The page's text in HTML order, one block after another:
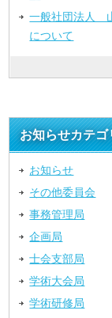
一般社団法人
について
お知らせカテゴ
お知らせ
その他委員会
事務管理局
企画局
士会支部局
学術大会局
学術研修局